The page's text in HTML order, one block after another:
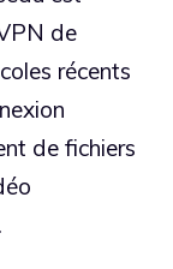
de
récents
de fichiers